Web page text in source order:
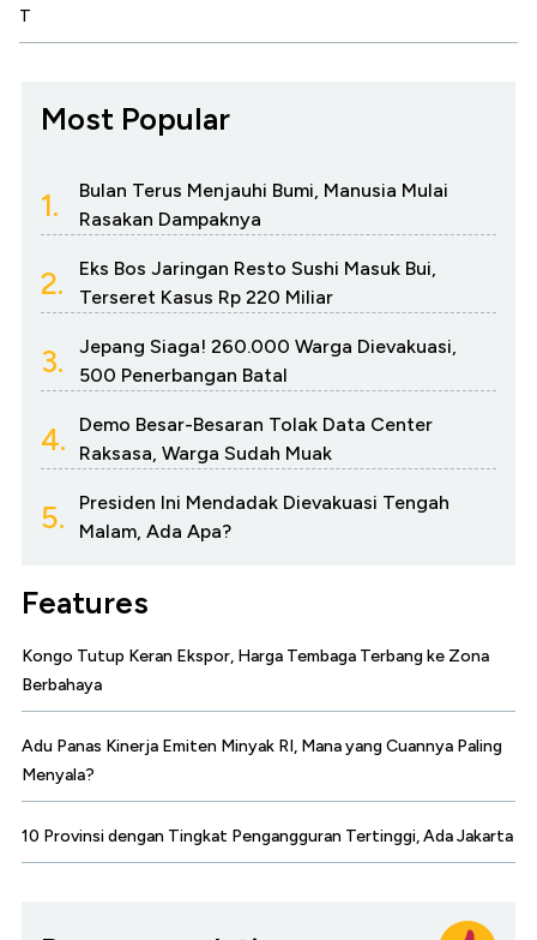
T
Most Popular
1.
Bulan Terus Menjauhi Bumi, Manusia Mulai
Rasakan Dampaknya
2.
Eks Bos Jaringan Resto Sushi Masuk Bui,
Terseret Kasus Rp 220 Miliar
3.
Jepang Siaga! 260.000 Warga Dievakuasi,
500 Penerbangan Batal
4.
Demo Besar-Besaran Tolak Data Center
Raksasa, Warga Sudah Muak
5.
Presiden Ini Mendadak Dievakuasi Tengah
Malam, Ada Apa?
Features
Kongo Tutup Keran Ekspor, Harga Tembaga Terbang ke Zona
Berbahaya
Adu Panas Kinerja Emiten Minyak RI, Mana yang Cuannya Paling
Menyala?
10 Provinsi dengan Tingkat Pengangguran Tertinggi, Ada Jakarta